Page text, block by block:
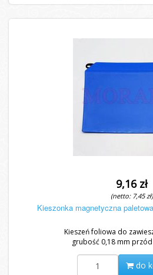
9,16 zł
(netto: 7,45 zł)
Kieszonka magnetyczna
Kieszeń foliowa do
grubość 0,18 mm przód
do